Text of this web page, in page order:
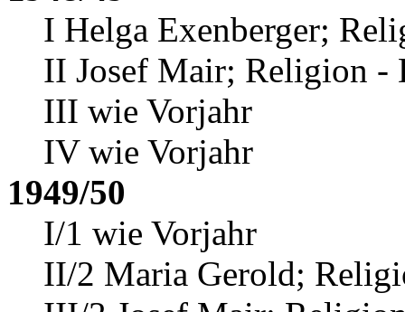
I Helga Exenberger;
II Josef Mair; Religion -
III wie Vorjahr
IV wie Vorjahr
1949/50
I/1 wie Vorjahr
II/2 Maria Gerold;